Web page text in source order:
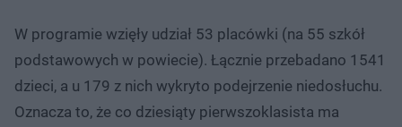
W programie wzięły udział 53 placówki (na 55 szkół
podstawowych w powiecie). Łącznie przebadano 1541
dzieci, a u 179 z nich wykryto podejrzenie niedosłuchu.
Oznacza to, że co dziesiąty pierwszoklasista ma